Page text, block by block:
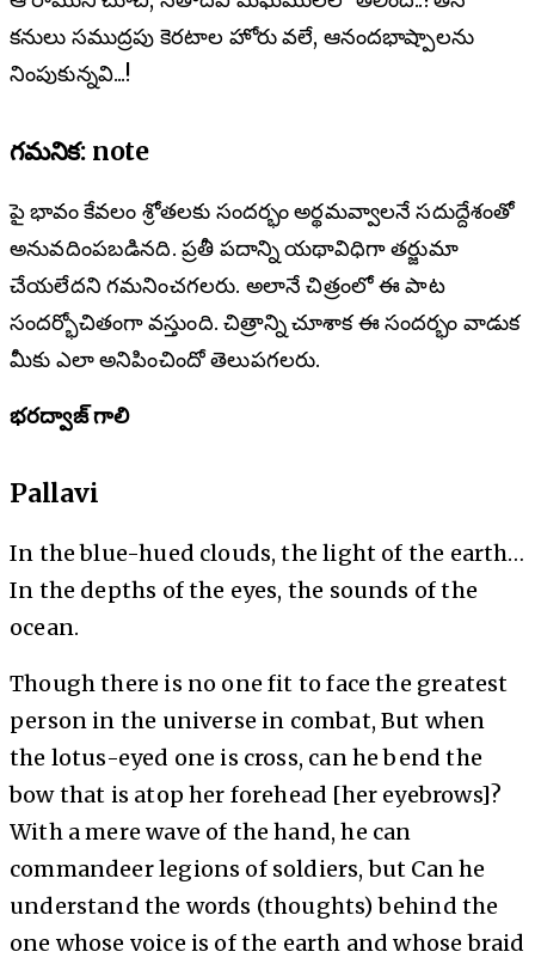
కనులు సముద్రపు కెరటాల హోరు వలే, ఆనందభాష్పాలను
నింపుకున్నవి...!
గమనిక: note
పై భావం కేవలం శ్రోతలకు సందర్భం అర్థమవ్వాలనే సదుద్దేశంతో
అనువదింపబడినది. ప్రతీ పదాన్ని యథావిధిగా తర్జుమా
చేయలేదని గమనించగలరు. అలానే చిత్రంలో ఈ పాట
సందర్భోచితంగా వస్తుంది. చిత్రాన్ని చూశాక ఈ సందర్భం వాడుక
మీకు ఎలా అనిపించిందో తెలుపగలరు.
భరద్వాజ్ గాలి
Pallavi
In the blue-hued clouds, the light of the earth…
In the depths of the eyes, the sounds of the
ocean.
Though there is no one fit to face the greatest
person in the universe in combat, But when
the lotus-eyed one is cross, can he bend the
bow that is atop her forehead [her eyebrows]?
With a mere wave of the hand, he can
commandeer legions of soldiers, but Can he
understand the words (thoughts) behind the
one whose voice is of the earth and whose braid